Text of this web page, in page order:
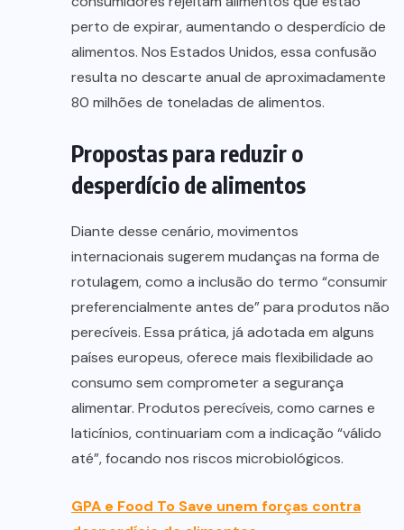
perto de expirar, aumentando o desperdício de
alimentos. Nos Estados Unidos, essa confusão
resulta no descarte anual de aproximadamente
80 milhões de toneladas de alimentos.
Propostas para reduzir o
desperdício de alimentos
Diante desse cenário, movimentos
internacionais sugerem mudanças na forma de
rotulagem, como a inclusão do termo “consumir
preferencialmente antes de” para produtos não
perecíveis. Essa prática, já adotada em alguns
países europeus, oferece mais flexibilidade ao
consumo sem comprometer a segurança
alimentar. Produtos perecíveis, como carnes e
laticínios, continuariam com a indicação “válido
até”, focando nos riscos microbiológicos.
GPA e Food To Save unem forças contra